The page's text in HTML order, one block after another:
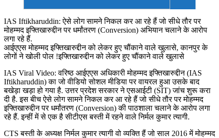
IAS Iftikharuddin: ऐसे लोग सामने निकल कर आ रहे हैं जो सीधे तौर पर
मोहम्मद इफ्तिखारुद्दीन पर धर्मांतरण (Conversion) अभियान चलाने के आरोप
लगा रहे हैं.
आईएएस मोहम्मद इफ्तिखारुद्दीन को लेकर हुए चौंकाने वाले खुलासे, कानपुर के
लोगों ने खोली पोल !इफ्तिखारुद्दीन को लेकर हुए चौंकाने वाले खुलासे
IAS Viral Video: वरिष्ठ आईएएस अधिकारी मोहम्मद इफ्तिखारुद्दीन (IAS
Iftikharuddin) का जो वीडियो सोशल मीडिया पर वायरल हुआ उसके बाद
बखेड़ा खड़ा हो गया है. उत्तर प्रदेश सरकार ने एसआईटी (SIT) जांच शुरू करा
दी है. इस बीच ऐसे लोग सामने निकल कर आ रहे हैं जो सीधे तौर पर मोहम्मद
इफ्तिखारुद्दीन पर धर्मांतरण (Conversion) की पाठशाला चलाने के आरोप लगा
रहे हैं. इन्हीं में से एक है सीटीएस बस्ती में रहने वाले निर्मल कुमार त्यागी.
CTS बस्ती के अध्यक्ष निर्मल कुमार त्यागी वो व्यक्ति हैं जो साल 2016 में मोहम्मद